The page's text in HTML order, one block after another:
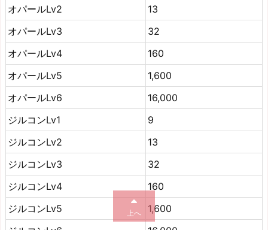
オパールLv2
13
オパールLv3
32
オパールLv4
160
オパールLv5
1,600
オパールLv6
16,000
ジルコンLv1
9
ジルコンLv2
13
ジルコンLv3
32
ジルコンLv4
160
ジルコンLv5
1,600
上へ